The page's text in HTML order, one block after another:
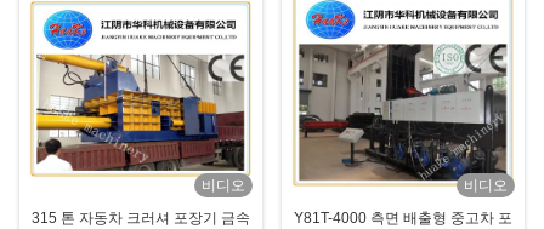
비디오
315 톤 자동차 크러셔 포장기 금속
비디오
Y81T-4000 측면 배출형 중고차 포